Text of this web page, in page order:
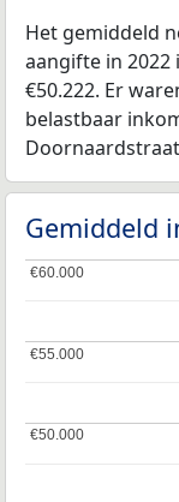
Het gemiddeld
aangifte in
€50.222. Er
belastbaar
Gemiddeld
€50.000
€50.000
€55.000
€55.000
€60.000
€60.000